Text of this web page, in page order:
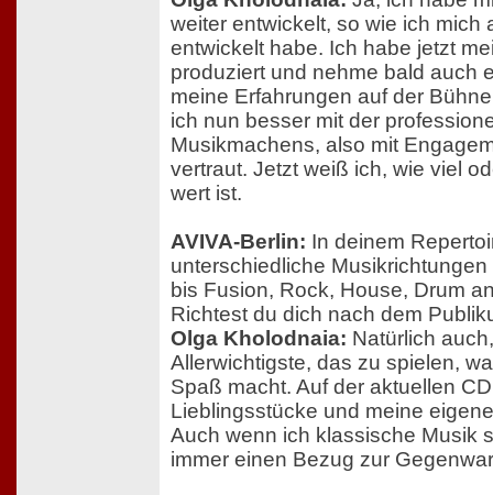
weiter entwickelt, so wie ich mich
entwickelt habe. Ich habe jetzt
produziert und nehme bald auch
meine Erfahrungen auf der
ich nun besser mit der
Musikmachens, also mit
vertraut. Jetzt weiß ich, wie viel
wert ist.
AVIVA-Berlin: In deinem
unterschiedliche
bis Fusion, Rock, House, Drum
Richtest du dich nach dem
Olga Kholodnaia: Natürlich
Allerwichtigste, das zu spielen,
Spaß macht. Auf der aktuellen
Lieblingsstücke und meine
Auch wenn ich klassische Musik
immer einen Bezug zur